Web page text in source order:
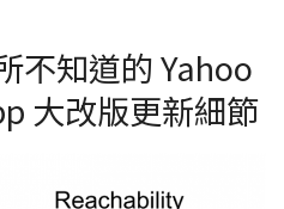
不知道的 Yahoo
大改版更新細節